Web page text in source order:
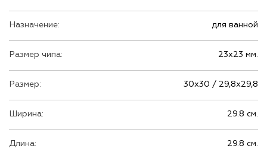
Назначение: для ванной
Размер чипа: 23х23 мм.
Размер: 30х30 / 29,8х29,8
Ширина: 29.8 см.
Длина: 29.8 см.